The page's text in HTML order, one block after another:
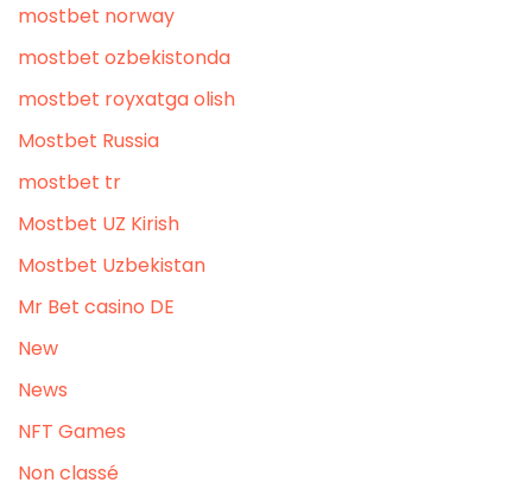
mostbet norway
mostbet ozbekistonda
mostbet royxatga olish
Mostbet Russia
mostbet tr
Mostbet UZ Kirish
Mostbet Uzbekistan
Mr Bet casino DE
New
News
NFT Games
Non classé